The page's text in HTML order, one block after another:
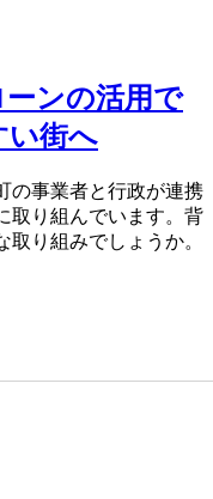
ンの活用で
い街へ
の事業者と行政が連携
取り組んでいます。背
り組みでしょうか。